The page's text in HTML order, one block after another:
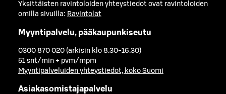
Yksittäisten ravintoloiden yhteystiedot ovat ravintoloiden
omilla sivuilla: Ravintolat
Myyntipalvelu, pääkaupunkiseutu
0300 870 020 (arkisin klo 8.30-16.30)
51 snt/min + pvm/mpm
Myyntipalveluiden yhteystiedot, koko Suomi
Asiakasomistajapalvelu